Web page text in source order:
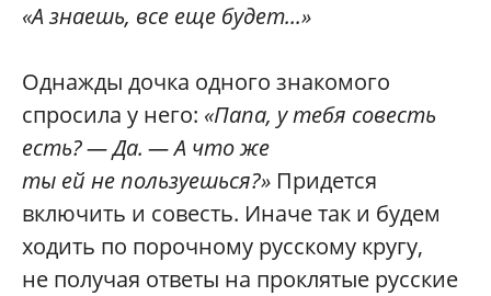
«А знаешь, все еще будет...»
Однажды дочка одного знакомого
спросила у него: «Папа, у тебя совесть
есть? — Да. — А что же
ты ей не пользуешься?» Придется
включить и совесть. Иначе так и будем
ходить по порочному русскому кругу,
не получая ответы на проклятые русские